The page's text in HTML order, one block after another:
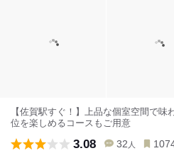
【佐賀駅すぐ！】上品な個室空間で
位を楽しめるコースもご用意
3.08 32 人